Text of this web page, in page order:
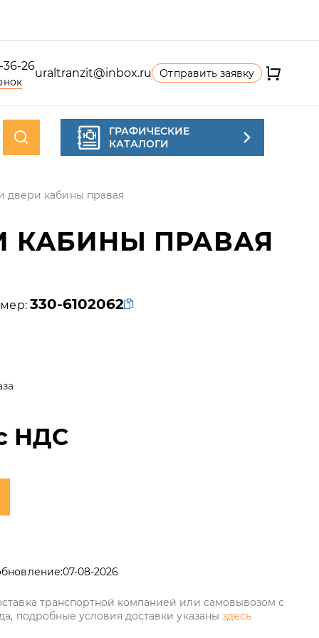
36-26
uraltranzit@inbox.ru Отправить заявку
ГРАФИЧЕСКИЕ
КАТАЛОГИ
двери кабины правая
КАБИНЫ ПРАВАЯ
330-6102062
НДС
07-08-2026
транспортной компанией или самовывозом с
подробные условия доставки указаны здесь